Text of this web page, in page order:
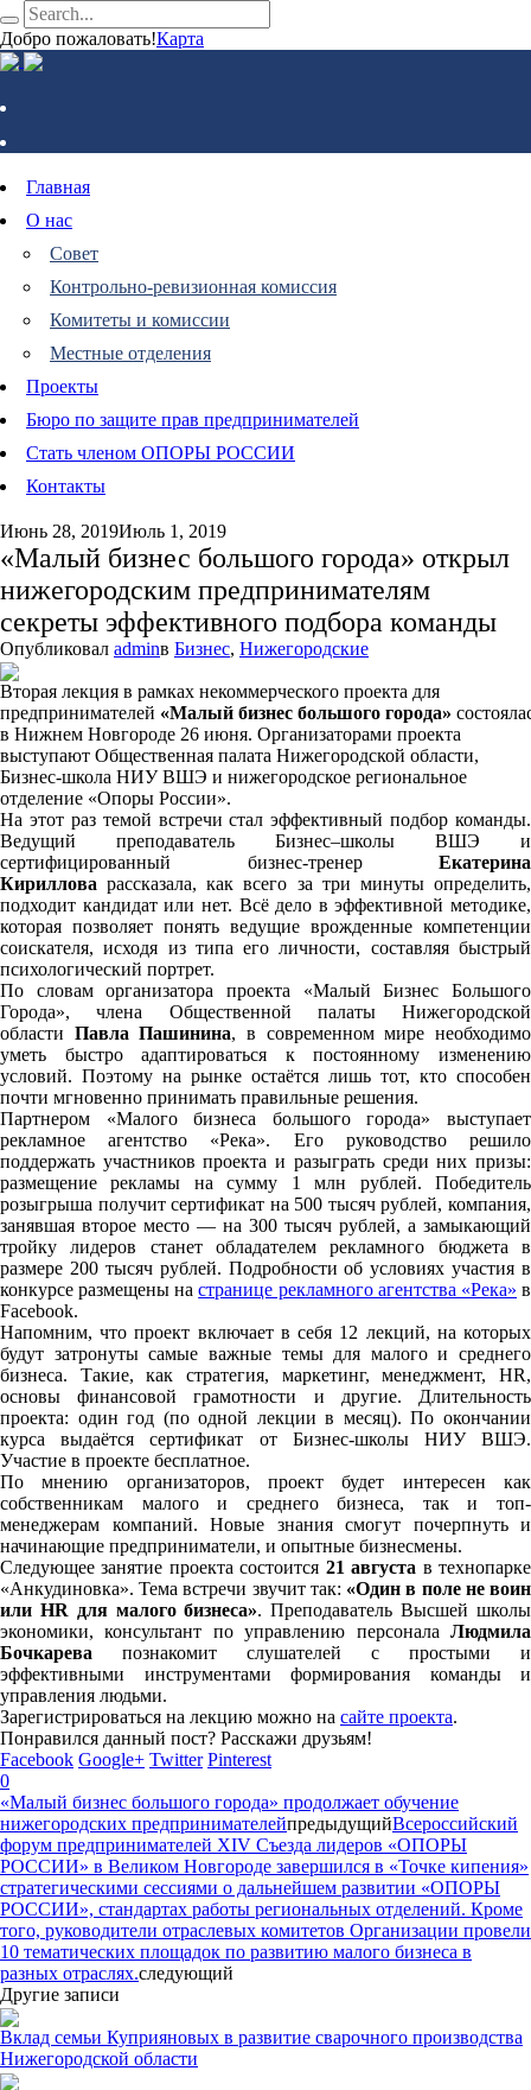
Добро пожаловать!Карта
Главная
О нас
Совет
Контрольно-ревизионная комиссия
Комитеты и комиссии
Местные отделения
Проекты
Бюро по защите прав предпринимателей
Стать членом ОПОРЫ РОССИИ
Контакты
Июнь 28, 2019Июль 1, 2019
«Малый бизнес большого города» открыл
нижегородским предпринимателям
секреты эффективного подбора команды
Опубликовал adminв Бизнес, Нижегородские
Вторая лекция в рамках некоммерческого проекта для
предпринимателей «Малый бизнес большого города»
в Нижнем Новгороде 26 июня. Организаторами проекта
выступают Общественная палата Нижегородской области,
Бизнес-школа НИУ ВШЭ и нижегородское региональное
отделение «Опоры России».
На этот раз темой встречи стал эффективный подбор команды.
Ведущий преподаватель Бизнес–школы ВШЭ и
сертифицированный бизнес-тренер Екатерина
Кирилловарассказала, как всего за три минуты определить,
подходит кандидат или нет. Всё дело в эффективной методике,
которая позволяет понять ведущие врожденные компетенции
соискателя, исходя из типа его личности, составляя быстрый
психологический портрет.
По словам организатора проекта «Малый Бизнес Большого
Города», члена Общественной палаты Нижегородской
области Павла Пашинина, в современном мире необходимо
уметь быстро адаптироваться к постоянному изменению
условий. Поэтому на рынке остаётся лишь тот, кто способен
почти мгновенно принимать правильные решения.
Партнером «Малого бизнеса большого города» выступает
рекламное агентство «Река». Его руководство решило
поддержать участников проекта и разыграть среди них призы:
размещение рекламы на сумму 1 млн рублей. Победитель
розыгрыша получит сертификат на 500 тысяч рублей, компания,
занявшая второе место — на 300 тысяч рублей, а замыкающий
тройку лидеров станет обладателем рекламного бюджета в
размере 200 тысяч рублей. Подробности об условиях участия в
конкурсе размещены настранице рекламного агентства «Река» в
Facebook.
Напомним, что проект включает в себя 12 лекций, на которых
будут затронуты самые важные темы для малого и среднего
бизнеса. Такие, как стратегия, маркетинг, менеджмент, HR,
основы финансовой грамотности и другие. Длительность
проекта: один год (по одной лекции в месяц). По окончании
курса выдаётся сертификат от Бизнес-школы НИУ ВШЭ.
Участие в проекте бесплатное.
По мнению организаторов, проект будет интересен как
собственникам малого и среднего бизнеса, так и топ-
менеджерам компаний. Новые знания смогут почерпнуть и
начинающие предприниматели, и опытные бизнесмены.
Следующее занятие проекта состоится 21 августа в технопарке
«Анкудиновка». Тема встречи звучит так: «Один в поле не воин
или HR для малого бизнеса». Преподаватель Высшей школы
экономики, консультант по управлению персонала Людмила
Бочкарева познакомит слушателей с простыми и
эффективными инструментами формирования команды и
управления людьми.
Зарегистрироваться на лекцию можно на сайте проекта.
Понравился данный пост? Расскажи друзьям!
Facebook Google+ Twitter Pinterest
0
«Малый бизнес большого города» продолжает обучение
нижегородских предпринимателейпредыдущийВсероссийский
форум предпринимателей ХIV Съезда лидеров «ОПОРЫ
РОССИИ» в Великом Новгороде завершился в «Точке кипения»
стратегическими сессиями о дальнейшем развитии «ОПОРЫ
РОССИИ», стандартах работы региональных отделений. Кроме
того, руководители отраслевых комитетов Организации провели
10 тематических площадок по развитию малого бизнеса в
разных отраслях.следующий
Другие записи
Вклад семьи Куприяновых в развитие сварочного производства
Нижегородской области